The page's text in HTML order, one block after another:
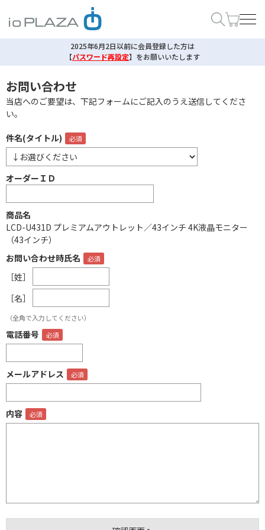
2025年6月2日以前に会員登録した方は
【パスワード再設定】 をお願いいたします
お問い合わせ
当店へのご要望は、下記フォームにご記入のうえ送信してくださ
い。
件名(タイトル)
オーダーＩＤ
商品名
LCD-U431D プレミアムアウトレット／43インチ 4K液晶モニター
（43インチ）
お問い合わせ時氏名
［姓］
［名］
（全角で入力してください）
電話番号
メールアドレス
内容